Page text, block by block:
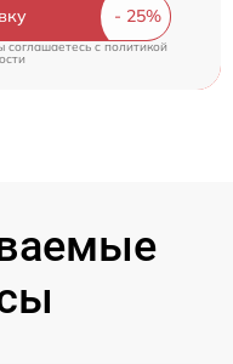
соглашаетесь c политикой